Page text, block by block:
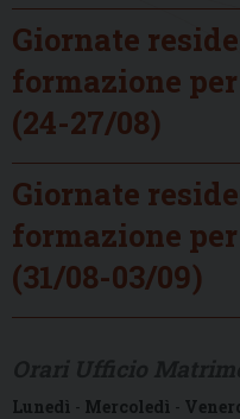
Giornate
formazione
(24-27/08)
Giornate
formazione
(31/08-03/09)
Lunedì - Mercoledì -